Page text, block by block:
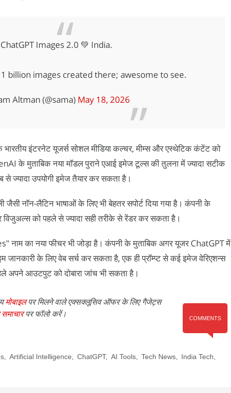
ChatGPT Images 2.0 💚 India.
billion images created there; awesome to see.
Altman (@sama) May 18, 2026
भारतीय इंटरनेट यूजर्स सोशल मीडिया कल्चर, मीम्स और एस्थेटिक कंटेंट को
के मुताबिक नया मॉडल पुराने एआई इमेज टूल्स की तुलना में ज्यादा सटीक
ज्यादा उपयोगी इमेज तैयार कर सकता है।
नॉन-लैटिन भाषाओं के लिए भी बेहतर सपोर्ट दिया गया है। कंपनी के
को पहले से ज्यादा सही तरीके से रेंडर कर सकता है।
का नया फीचर भी जोड़ा है। कंपनी के मुताबिक अगर यूजर ChatGPT में
जानकारी के लिए वेब सर्च कर सकता है, एक ही प्रॉम्प्ट से कई इमेज वेरिएशन्स
आउटपुट को दोबारा जांच भी सकता है।
COMMENTS
मोबाइलपर मिलने वाले एक्सक्लूसिव ऑफर के लिए गैजेट्स
पर फॉलो करें।
Artificial Intelligence ChatGPT, AI Tools Tech News India Tech